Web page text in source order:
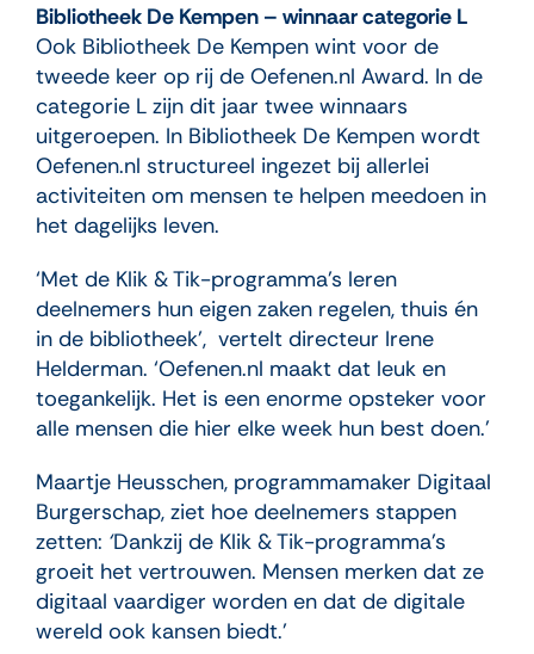
Bibliotheek De Kempen – winnaar categorie L
Ook Bibliotheek De Kempen wint voor de
tweede keer op rij de Oefenen.nl Award. In de
categorie L zijn dit jaar twee winnaars
uitgeroepen. In Bibliotheek De Kempen wordt
Oefenen.nl structureel ingezet bij allerlei
activiteiten om mensen te helpen meedoen in
het dagelijks leven.
‘Met de Klik & Tik-programma’s leren
deelnemers hun eigen zaken regelen, thuis én
in de bibliotheek’, vertelt directeur Irene
Helderman. ‘Oefenen.nl maakt dat leuk en
toegankelijk. Het is een enorme opsteker voor
alle mensen die hier elke week hun best doen.’
Maartje Heusschen, programmamaker Digitaal
Burgerschap, ziet hoe deelnemers stappen
zetten: ‘Dankzij de Klik & Tik-programma’s
groeit het vertrouwen. Mensen merken dat ze
digitaal vaardiger worden en dat de digitale
wereld ook kansen biedt.’